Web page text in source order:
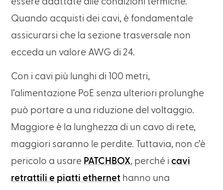
Quando acquisti dei cavi, è fondamentale
assicurarsi che la sezione trasversale non
ecceda un valore AWG di 24.
Con i cavi più lunghi di 100 metri,
l’alimentazione PoE senza ulteriori prolunghe
può portare a una riduzione del voltaggio.
Maggiore è la lunghezza di un cavo di rete,
maggiori saranno le perdite. Tuttavia, non c’è
pericolo a usare PATCHBOX, perché icavi
retrattili e piatti ethernet hanno una